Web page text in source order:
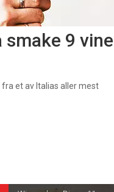
9
et av Italias aller mest